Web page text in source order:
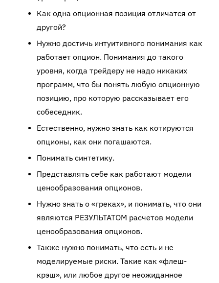
Как одна опционная позиция отличатся от
другой?
Нужно достичь интуитивного понимания как
работает опцион. Понимания до такого
уровня, когда трейдеру не надо никаких
программ, что бы понять любую опционную
позицию, про которую рассказывает его
собеседник.
Естественно, нужно знать как котируются
опционы, как они погашаются.
Понимать синтетику.
Представлять себе как работают модели
ценообразования опционов.
Нужно знать о «греках», и понимать, что они
являются РЕЗУЛЬТАТОМ расчетов модели
ценообразования опционов.
Также нужно понимать, что есть и не
моделируемые риски. Такие как «флеш-
крэш», или любое другое неожиданное